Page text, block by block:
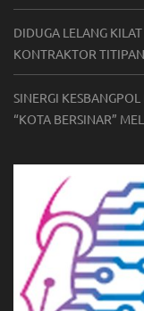
DIDUGA LELANG
KONTRAKTOR
SINERGI
“KOTA BERSINAR”